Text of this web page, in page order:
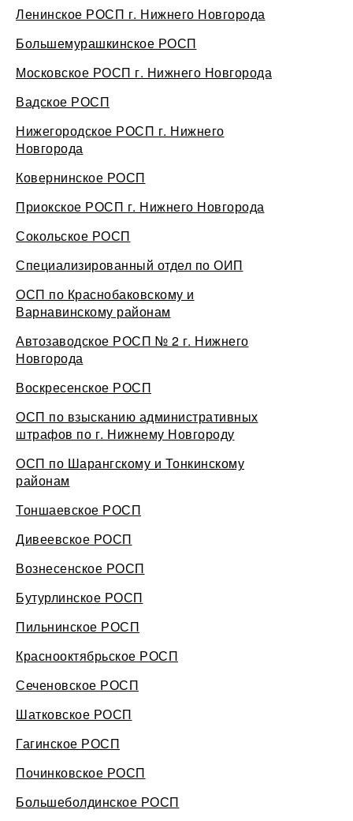
Ленинское РОСП г. Нижнего Новгорода
Большемурашкинское РОСП
Московское РОСП г. Нижнего Новгорода
Вадское РОСП
Нижегородское РОСП г. Нижнего
Новгорода
Ковернинское РОСП
Приокское РОСП г. Нижнего Новгорода
Сокольское РОСП
Специализированный отдел по ОИП
ОСП по Краснобаковскому и
Варнавинскому районам
Автозаводское РОСП № 2 г. Нижнего
Новгорода
Воскресенское РОСП
ОСП по взысканию административных
штрафов по г. Нижнему Новгороду
ОСП по Шарангскому и Тонкинскому
районам
Тоншаевское РОСП
Дивеевское РОСП
Вознесенское РОСП
Бутурлинское РОСП
Пильнинское РОСП
Краснооктябрьское РОСП
Сеченовское РОСП
Шатковское РОСП
Гагинское РОСП
Починковское РОСП
Большеболдинское РОСП